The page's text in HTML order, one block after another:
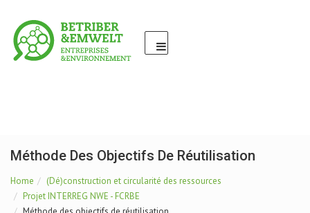
Méthode Des Objectifs De Réutilisation
Home
(Dé)construction et circularité des ressources
Projet INTERREG NWE - FCRBE